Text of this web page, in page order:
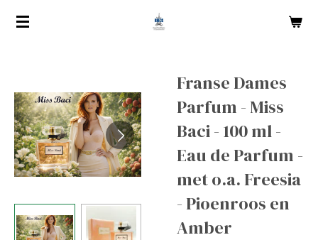
Ga
hoofdinhoud
Franse Dames
Parfum - Miss
Baci - 100 ml -
Eau de Parfum -
met o.a. Freesia
- Pioenroos en
Amber